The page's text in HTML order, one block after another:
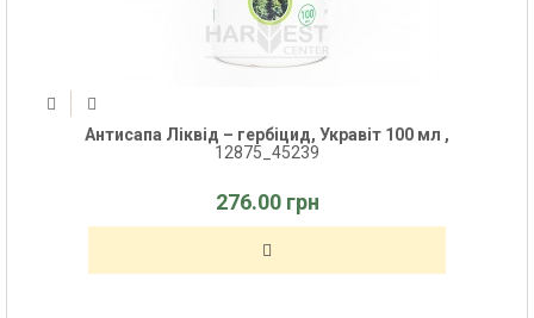
Антисапа Ліквід – гербіцид, Укравіт 100 мл ,
12875_45239
276.00 грн